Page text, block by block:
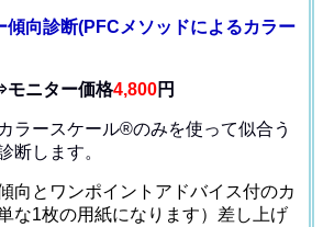
傾向診断(PFCメソッドによるカラー
ニター価格4,800円
ラースケール®のみを使って似合う
断します。
向とワンポイントアドバイス付のカ
な1枚の用紙になります）差し上げ